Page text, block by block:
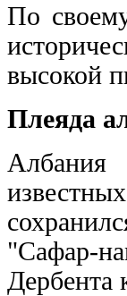
Пo
высокой
Плеяда
"Сафар-